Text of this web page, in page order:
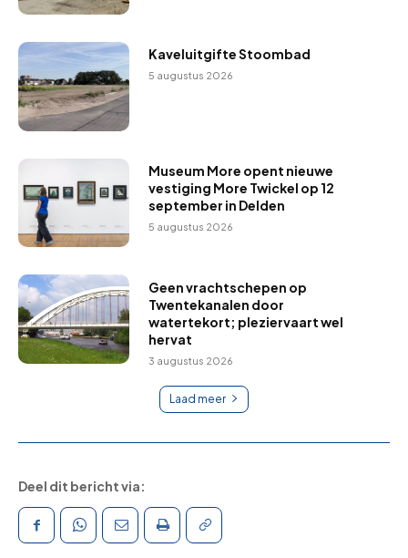
Kaveluitgifte Stoombad
5 augustus 2026
Museum More opent nieuwe
vestiging More Twickel op 12
september in Delden
5 augustus 2026
Geen vrachtschepen op
Twentekanalen door
watertekort; pleziervaart wel
hervat
3 augustus 2026
Laad meer
Deel dit bericht via: